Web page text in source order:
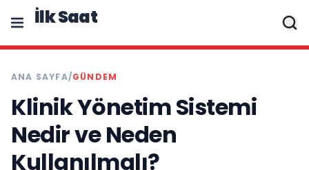
İlk Saat
ANA SAYFA/GÜNDEM
Klinik Yönetim Sistemi
Nedir ve Neden
Kullanılmalı?